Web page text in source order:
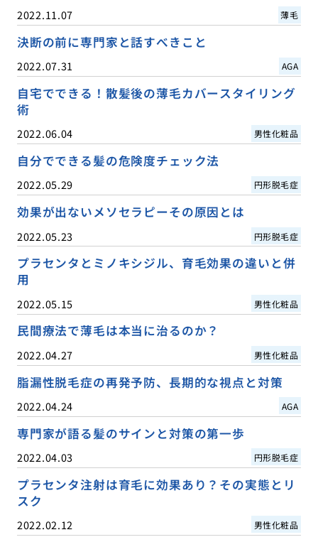
2022.11.07 薄毛
決断の前に専門家と話すべきこと
2022.07.31 AGA
自宅でできる！散髪後の薄毛カバースタイリング
術
2022.06.04 男性化粧品
自分でできる髪の危険度チェック法
2022.05.29 円形脱毛症
効果が出ないメソセラピーその原因とは
2022.05.23 円形脱毛症
プラセンタとミノキシジル、育毛効果の違いと併
用
2022.05.15 男性化粧品
民間療法で薄毛は本当に治るのか？
2022.04.27 男性化粧品
脂漏性脱毛症の再発予防、長期的な視点と対策
2022.04.24 AGA
専門家が語る髪のサインと対策の第一歩
2022.04.03 円形脱毛症
プラセンタ注射は育毛に効果あり？その実態とリ
スク
2022.02.12 男性化粧品